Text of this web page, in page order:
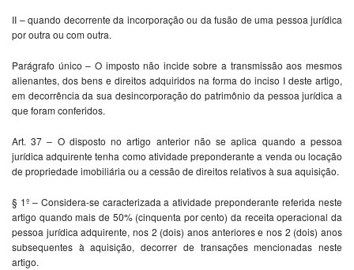
II – quando decorrente da incorporação ou da fusão de uma pessoa jurídica
por outra ou com outra.
Parágrafo único – O imposto não incide sobre a transmissão aos mesmos
alienantes, dos bens e direitos adquiridos na forma do inciso I deste artigo,
em decorrência da sua desincorporação do patrimônio da pessoa jurídica a
que foram conferidos.
Art. 37 – O disposto no artigo anterior não se aplica quando a pessoa
jurídica adquirente tenha como atividade preponderante a venda ou locação
de propriedade imobiliária ou a cessão de direitos relativos à sua aquisição.
§ 1º – Considera-se caracterizada a atividade preponderante referida neste
artigo quando mais de 50% (cinquenta por cento) da receita operacional da
pessoa jurídica adquirente, nos 2 (dois) anos anteriores e nos 2 (dois) anos
subsequentes à aquisição, decorrer de transações mencionadas neste
artigo.